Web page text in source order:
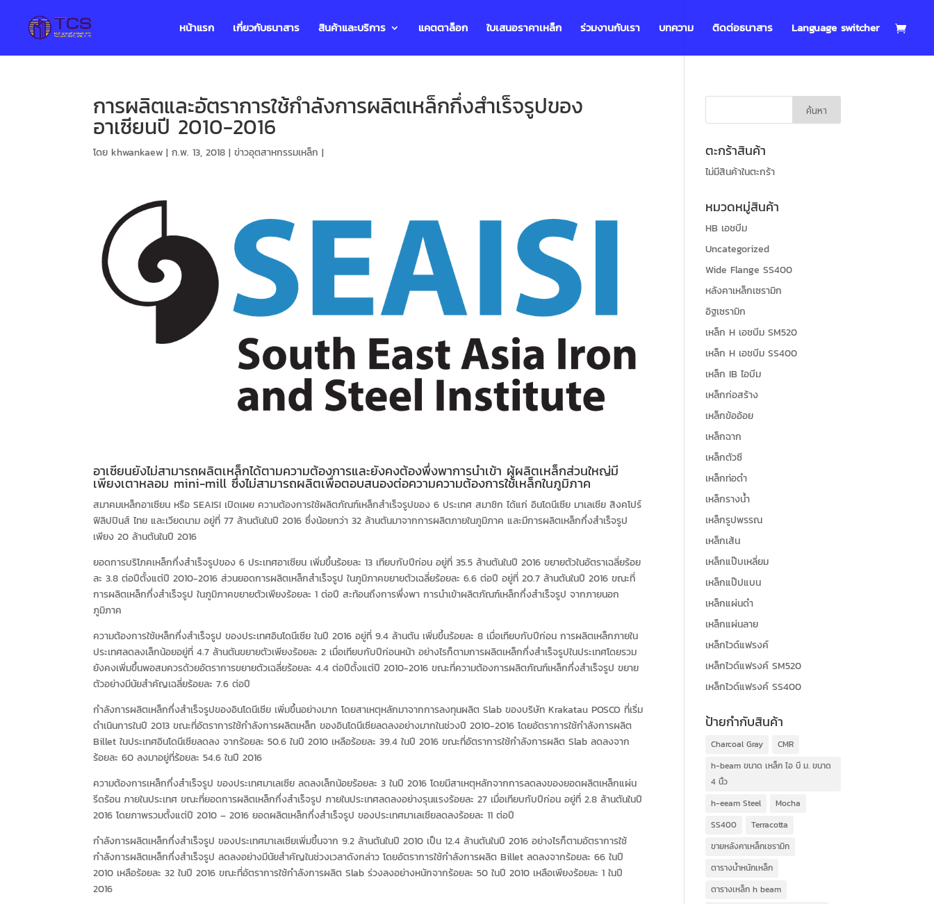
หน้าแรก เกี่ยวกับธนาสาร สินค้าและบริการ แคตตาล็อก ใบเสนอราคาเหล็ก ร่วมงานกับเรา บทความ ติดต่อธนาสาร Language switcher
การผลิตและอัตราการใช้กำลังการผลิตเหล็กกึ่งสำเร็จรูปของ
อาเซียนปี 2010-2016
โดย khwankaew |ก.พ. 13, 2018 |ข่าวอุตสาหกรรมเหล็ก |
อาเซียนยังไม่สามารถผลิตเหล็กได้ตามความต้องการและยังคงต้องพึ่งพาการนำเข้า ผู้ผลิตเหล็กส่วนใหญ่มี
เพียงเตาหลอม mini-mill ซึ่งไม่สามารถผลิตเพื่อตอบสนองต่อความความต้องการใช้เหล็กในภูมิภาค
สมาคมเหล็กอาเซียน หรือ SEAISI เปิดเผย ความต้องการใช้ผลิตภัณฑ์เหล็กสำเร็จรูปของ 6 ประเทศ สมาชิก ได้แก่ อินโดนีเซีย มาเลเซีย สิงคโปร์
ฟิลิปปินส์ ไทย และเวียดนาม อยู่ที่ 77 ล้านตันในปี 2016 ซึ่งน้อยกว่า 32 ล้านตันมาจากการผลิตภายในภูมิภาค และมีการผลิตเหล็กกึ่งสำเร็จรูป
เพียง 20 ล้านตันในปี 2016
ยอดการบริโภคเหล็กกึ่งสำเร็จรูปของ 6 ประเทศอาเซียน เพิ่มขึ้นร้อยละ 13 เทียบกับปีก่อน อยู่ที่ 35.5 ล้านตันในปี 2016 ขยายตัวในอัตราเฉลี่ยร้อย
ละ 3.8 ต่อปีตั้งแต่ปี 2010-2016 ส่วนยอดการผลิตเหล็กสำเร็จรูป ในภูมิภาคขยายตัวเฉลี่ยร้อยละ 6.6 ต่อปี อยู่ที่ 20.7 ล้านตันในปี 2016 ขณะที่
การผลิตเหล็กกึ่งสำเร็จรูป ในภูมิภาคขยายตัวเพียงร้อยละ 1 ต่อปี สะท้อนถึงการพึ่งพา การนำเข้าผลิตภัณฑ์เหล็กกึ่งสำเร็จรูป จากภายนอก
ภูมิภาค
ความต้องการใช้เหล็กกึ่งสำเร็จรูป ของประเทศอินโดนีเซีย ในปี 2016 อยู่ที่ 9.4 ล้านตัน เพิ่มขึ้นร้อยละ 8 เมื่อเทียบกับปีก่อน การผลิตเหล็กภายใน
ประเทศลดลงเล็กน้อยอยู่ที่ 4.7 ล้านตันขยายตัวเพียงร้อยละ 2 เมื่อเทียบกับปีก่อนหน้า อย่างไรก็ตามการผลิตเหล็กกึ่งสำเร็จรูปในประเทศโดยรวม
ยังคงเพิ่มขึ้นพอสมควรด้วยอัตราการขยายตัวเฉลี่ยร้อยละ 4.4 ต่อปีตั้งแต่ปี 2010-2016 ขณะที่ความต้องการผลิตภัณฑ์เหล็กกึ่งสำเร็จรูป ขยาย
ตัวอย่างมีนัยสำคัญเฉลี่ยร้อยละ 7.6 ต่อปี
กำลังการผลิตเหล็กกึ่งสำเร็จรูปของอินโดนีเซีย เพิ่มขึ้นอย่างมาก โดยสาเหตุหลักมาจากการลงทุนผลิต Slab ของบริษัท Krakatau POSCO ที่เริ่ม
ดำเนินการในปี 2013 ขณะที่อัตราการใช้กำลังการผลิตเหล็ก ของอินโดนีเซียลดลงอย่างมากในช่วงปี 2010-2016 โดยอัตราการใช้กำลังการผลิต
Billet ในประเทศอินโดนีเซียลดลง จากร้อยละ 50.6 ในปี 2010 เหลือร้อยละ 39.4 ในปี 2016 ขณะที่อัตราการใช้กำลังการผลิต Slab ลดลงจาก
ร้อยละ 60 ลงมาอยู่ที่ร้อยละ 54.6 ในปี 2016
ความต้องการเหล็กกึ่งสำเร็จรูป ของประเทศมาเลเซีย ลดลงเล็กน้อยร้อยละ 3 ในปี 2016 โดยมีสาเหตุหลักจากการลดลงของยอดผลิตเหล็กแผ่น
รีดร้อน ภายในประเทศ ขณะที่ยอดการผลิตเหล็กกึ่งสำเร็จรูป ภายในประเทศลดลงอย่างรุนแรงร้อยละ 27 เมื่อเทียบกับปีก่อน อยู่ที่ 2.8 ล้านตันในปี
2016 โดยภาพรวมตั้งแต่ปี 2010 – 2016 ยอดผลิตเหล็กกึ่งสำเร็จรูป ของประเทศมาเลเซียลดลงร้อยละ 11 ต่อปี
กำลังการผลิตเหล็กกึ่งสำเร็จรูป ของประเทศมาเลเซียเพิ่มขึ้นจาก 9.2 ล้านตันในปี 2010 เป็น 12.4 ล้านตันในปี 2016 อย่างไรก็ตามอัตราการใช้
กำลังการผลิตเหล็กกึ่งสำเร็จรูป ลดลงอย่างมีนัยสำคัญในช่วงเวลาดังกล่าว โดยอัตราการใช้กำลังการผลิต Billet ลดลงจากร้อยละ 66 ในปี
2010 เหลือร้อยละ 32 ในปี 2016 ขณะที่อัตราการใช้กำลังการผลิต Slab ร่วงลงอย่างหนักจากร้อยละ 50 ในปี 2010 เหลือเพียงร้อยละ 1 ในปี
2016
ตะกร้าสินค้า
ไม่มีสินค้าในตะกร้า
หมวดหมู่สินค้า
HB เอชบีม
Uncategorized
Wide Flange SS400
หลังคาเหล็กเซรามิก
อิฐเซรามิก
เหล็ก H เอชบีม SM520
เหล็ก H เอชบีม SS400
เหล็ก IB ไอบีม
เหล็กก่อสร้าง
เหล็กข้ออ้อย
เหล็กฉาก
เหล็กตัวซี
เหล็กท่อดำ
เหล็กรางน้ำ
เหล็กรูปพรรณ
เหล็กเส้น
เหล็กแป๊บเหลี่ยม
เหล็กแป๊ปแบน
เหล็กแผ่นดำ
เหล็กแผ่นลาย
เหล็กไวด์แฟรงค์
เหล็กไวด์แฟรงค์ SM520
เหล็กไวด์แฟรงค์ SS400
ป้ายกำกับสินค้า
Charcoal Gray
CMR
h-beam ขนาด เหล็ก ไอ บี ม. ขนาด
4 นิ้ว
h-eeam Steel
Mocha
SS400
Terracotta
ขายหลังคาเหล็กเซรามิก
ตารางน้ำหนักเหล็ก
ตารางเหล็ก h beam